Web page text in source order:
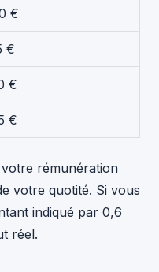
€
€
€
€
rémunération
votre quotité. Si vous
indiqué par 0,6
réel.